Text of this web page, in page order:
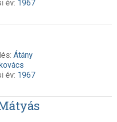
év: 1967
Átány
kovács
év: 1967